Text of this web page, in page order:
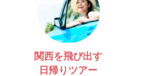
関西を飛び出す
日帰りツアー